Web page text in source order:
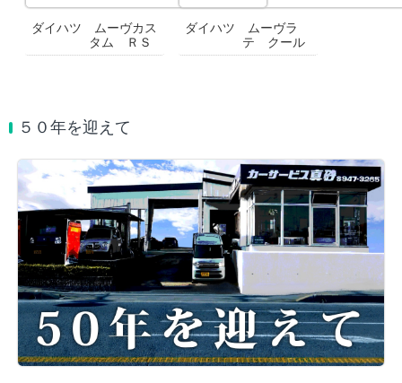
ダイハツ ムーヴカス
タム ＲＳ
ダイハツ ムーヴラ
テ クール
５０年を迎えて